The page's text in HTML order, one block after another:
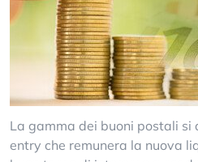
La gamma dei buoni postali si
entry che remunera la nuova